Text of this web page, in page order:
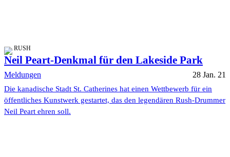
RUSH
Neil Peart-Denkmal für den Lakeside Park
Meldungen 28 Jan. 21
Die kanadische Stadt St. Catherines hat einen Wettbewerb für ein
öffentliches Kunstwerk gestartet, das den legendären Rush-Drummer
Neil Peart ehren soll.